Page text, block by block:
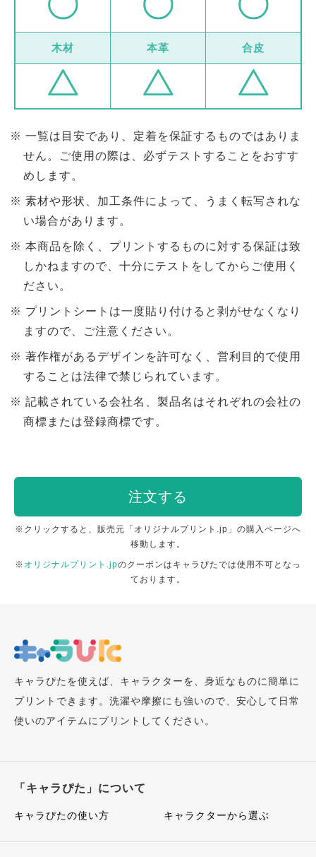
木材 本革 合皮
一覧は目安であり、定着を保証するものではありま
せん。ご使用の際は、必ずテストすることをおすす
めします。
素材や形状、加工条件によって、うまく転写されな
い場合があります。
本商品を除く、プリントするものに対する保証は致
しかねますので、十分にテストをしてからご使用く
ださい。
プリントシートは一度貼り付けると剥がせなくなり
ますので、ご注意ください。
著作権があるデザインを許可なく、営利目的で使用
することは法律で禁じられています。
記載されている会社名、製品名はそれぞれの会社の
商標または登録商標です。
注文する
※クリックすると、販売元「オリジナルプリント.jp」の購入ページへ
移動します。
※ オリジナルプリント.jpのクーポンはキャラぴたでは使用不可となっ
ております。
キャラぴたを使えば、キャラクターを、身近なものに簡単に
プリントできます。洗濯や摩擦にも強いので、安心して日常
使いのアイテムにプリントしてください。
「キャラぴた」について
キャラぴたの使い方 キャラクターから選ぶ